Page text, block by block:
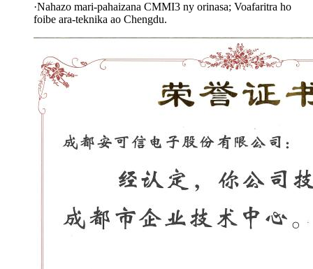
·Nahazo mari-pahaizana CMMI3 ny orinasa; Voafaritra ho
foibe ara-teknika ao Chengdu.